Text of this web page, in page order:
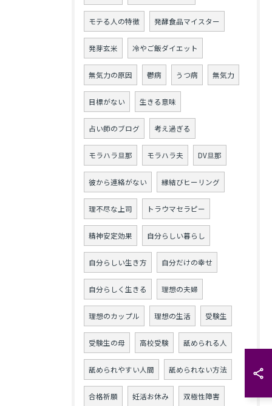
モテる人の特徴 発酵食品マイスター
発芽玄米 冷やご飯ダイエット
無気力の原因 鬱病 うつ病 無気力
目標がない 生きる意味
占い師のブログ 考え過ぎる
モラハラ旦那 モラハラ夫 DV旦那
彼から連絡がない 縁結びヒーリング
理不尽な上司 トラウマセラピー
精神安定効果 自分らしい暮らし
自分らしい生き方 自分だけの幸せ
自分らしく生きる 理想の夫婦
理想のカップル 理想の生活 受験生
受験生の母 高校受験 舐められる人
舐められやすい人間 舐められない方法
合格祈願 妊活お休み 双極性障害